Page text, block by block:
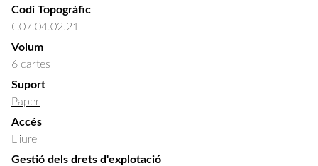
Codi Topogràfic
C07.04.02.21
Volum
6 cartes
Suport
Paper
Accés
Lliure
Gestió dels drets d'explotació